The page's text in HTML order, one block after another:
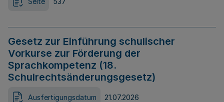
Gesetz zur Einführung schulischer
Vorkurse zur Förderung der
Sprachkompetenz (18.
Schulrechtsänderungsgesetz)
Ausfertigungsdatum 21.07.2026